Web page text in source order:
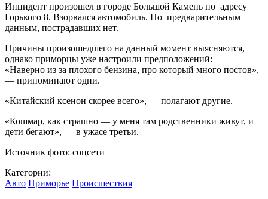
Инцидент произошел в городе Большой Камень по адресу
Горького 8. Взорвался автомобиль. По предварительным
данным, пострадавших нет.
Причины произошедшего на данный момент выясняются,
однако приморцы уже настроили предположений:
«Наверно из за плохого бензина, про который много постов»,
— припоминают одни.
«Китайский ксенон скорее всего», — полагают другие.
«Кошмар, как страшно — у меня там родственники живут, и
дети бегают», — в ужасе третьи.
Источник фото: соцсети
Категории:
Авто Приморье Происшествия